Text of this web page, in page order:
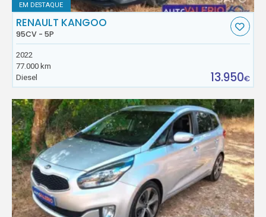
EM DESTAQUE
RENAULT KANGOO
95CV - 5P
2022
77.000 km
Diesel
13.950€